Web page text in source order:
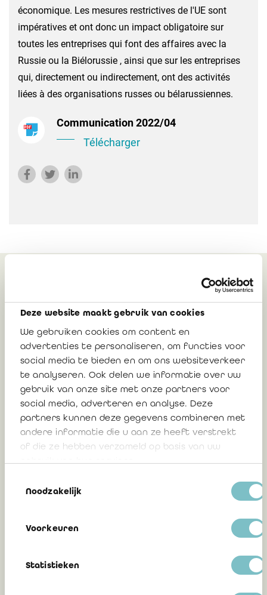
Deze website maakt gebruik van cookies
We gebruiken cookies om content en
advertenties te personaliseren, om functies voor
social media te bieden en om ons websiteverkeer
te analyseren. Ook delen we informatie over uw
gebruik van onze site met onze partners voor
social media, adverteren en analyse. Deze
partners kunnen deze gegevens combineren met
andere informatie die u aan ze heeft verstrekt
of die ze hebben verzameld op basis van uw
Noodzakelijk
Voorkeuren
Statistieken
économique. Les mesures restrictives de l'UE sont
impératives et ont donc un impact obligatoire sur
toutes les entreprises qui font des affaires avec la
Russie ou la Biélorussie , ainsi que sur les entreprises
qui, directement ou indirectement, ont des activités
liées à des organisations russes ou bélarussiennes.
Communication 2022/04
Télécharger
intéresser
Mise a jour des sanctions économiques
et financières concernant la situation en
Ukraine - mise à jour du 3 juin 2022
8 juin 2022
IRAIF Notice 2022/05: Conflict in Ukraine